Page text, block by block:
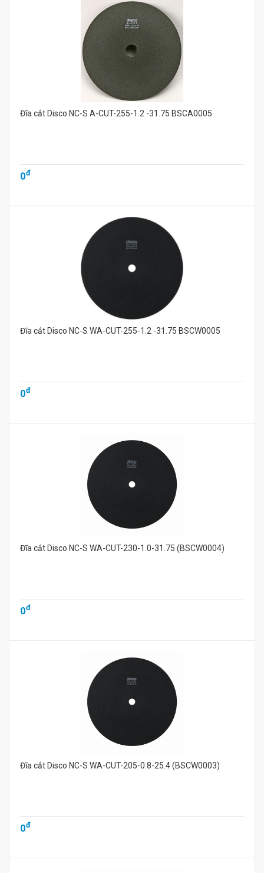
Đĩa cắt Disco NC-S A-CUT-255-1.2 -31.75 BSCA0005
0đ
Đĩa cắt Disco NC-S WA-CUT-255-1.2 -31.75 BSCW0005
0đ
Đĩa cắt Disco NC-S WA-CUT-230-1.0-31.75 (BSCW0004)
0đ
Đĩa cắt Disco NC-S WA-CUT-205-0.8-25.4 (BSCW0003)
0đ